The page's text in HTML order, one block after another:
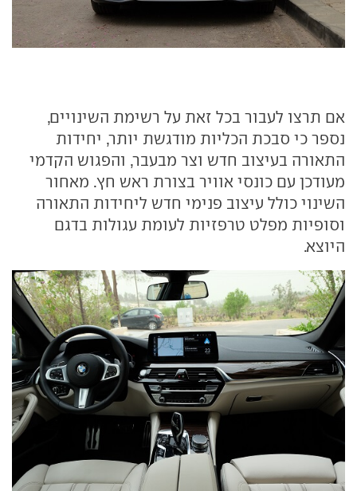
אם תרצו לעבור בכל זאת על רשימת השינויים,
נספר כי סבכת הכליות מודגשת יותר, יחידות
התאורה בעיצוב חדש וצר מבעבר, והפגוש הקדמי
מעודכן עם כונסי אוויר בצורת ראש חץ. מאחור
השינוי כולל עיצוב פנימי חדש ליחידות התאורה
וסופיות מפלט טרפזיות לעומת עגולות בדגם
היוצא.